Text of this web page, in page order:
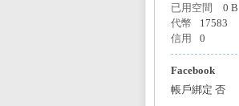
已用空間
0 B
代幣
17583
信用
0
Facebook
帳戶綁定 否